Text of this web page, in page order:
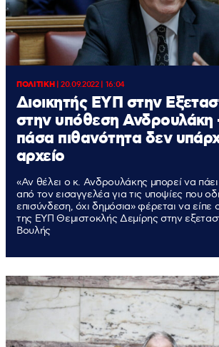
ΠΟΛΙΤΙΚΗ|20.09.2022 | 16:04
Διοικητής ΕΥΠ στην
στην υπόθεση Ανδρουλάκη
πάσα πιθανότητα δεν
αρχείο
«Αν θέλει ο κ. Ανδρουλάκης μπορεί να
από τον εισαγγελέα για τις υποψίες που
επισύνδεση, όχι δημόσια» φέρεται να είπε
της ΕΥΠ Θεμιστοκλής Δεμίρης στην
Βουλής